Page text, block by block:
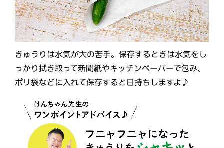
きゅうりは水気が大の苦手。保存するときは水気をし
っかり拭き取って新聞紙やキッチンペーパーで包み、
ポリ袋などに入れて保存すると日持ちしますよ♪